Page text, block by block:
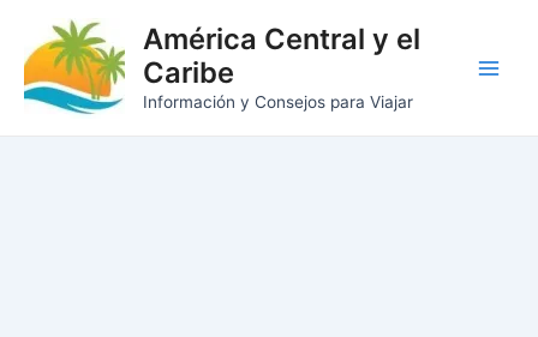
contenido
América Central y el
Caribe
Información y Consejos para Viajar